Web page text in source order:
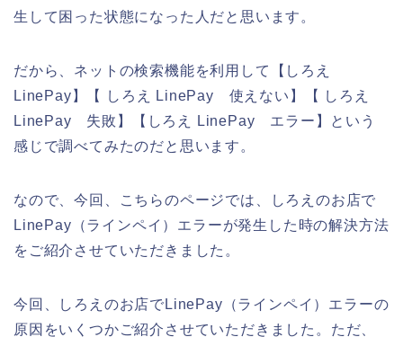
生して困った状態になった人だと思います。
だから、ネットの検索機能を利用して【しろえ
LinePay】【 しろえ LinePay 使えない】【 しろえ
LinePay 失敗】【しろえ LinePay エラー】という
感じで調べてみたのだと思います。
なので、今回、こちらのページでは、しろえのお店で
LinePay（ラインペイ）エラーが発生した時の解決方法
をご紹介させていただきました。
今回、しろえのお店でLinePay（ラインペイ）エラーの
原因をいくつかご紹介させていただきました。ただ、